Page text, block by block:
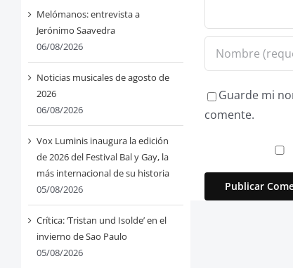
Melómanos: entrevista a
Jerónimo Saavedra
06/08/2026
Noticias musicales de agosto de
2026
06/08/2026
Vox Luminis inaugura la edición
de 2026 del Festival Bal y Gay, la
más internacional de su historia
05/08/2026
Crítica: ‘Tristan und Isolde’ en el
invierno de Sao Paulo
05/08/2026
Guarde mi
comente.